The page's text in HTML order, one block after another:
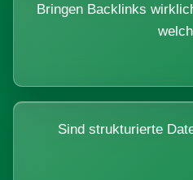
Bringen Backlinks
Sind strukturierte